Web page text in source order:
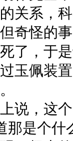
关系，
奇怪的
了，于
玉佩装
说，这
那是个什